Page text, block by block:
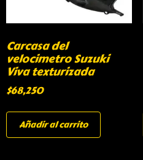
Carcasa del
velocimetro Suzuki
Viva texturizada
$68,250
Añadir al carrito